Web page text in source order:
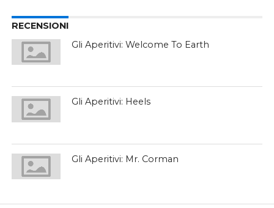
RECENSIONI
Gli Aperitivi: Welcome To Earth
Gli Aperitivi: Heels
Gli Aperitivi: Mr. Corman